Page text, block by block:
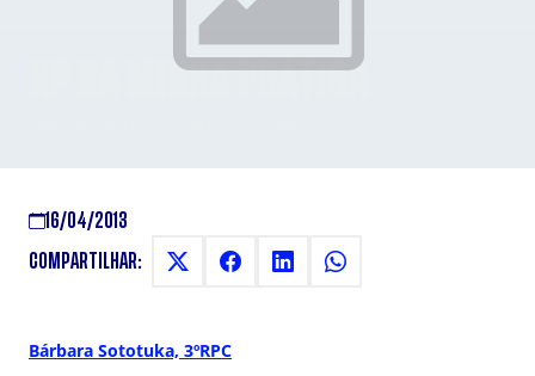
RP NA MINHA PRÁTICA
16/04/2013
COMPARTILHAR:
Bárbara Sototuka, 3ºRPC